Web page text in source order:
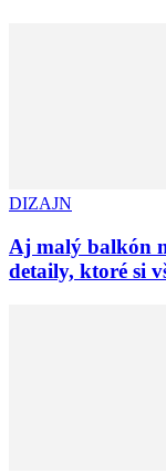
DIZAJN
Aj malý balkón
detaily, ktoré si